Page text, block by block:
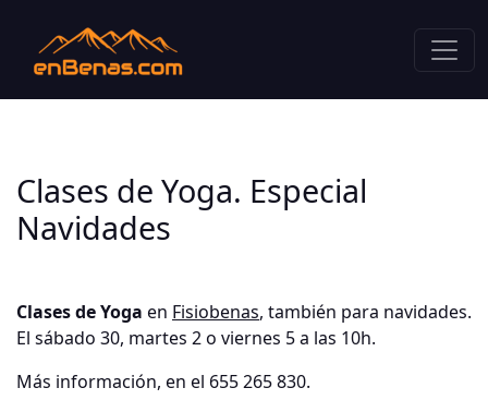
Clases de Yoga. Especial
Navidades
Clases de Yoga en Fisiobenas, también para navidades.
El sábado 30, martes 2 o viernes 5 a las 10h.
Más información, en el 655 265 830.